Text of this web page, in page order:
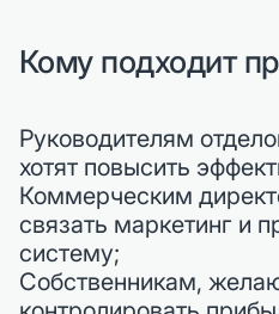
Кому подходит
Руководителям
хотят повысить
Коммерческим
связать маркетинг и
систему;
Собственникам,